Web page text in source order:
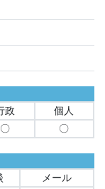
政
個人
〇 〇
メール